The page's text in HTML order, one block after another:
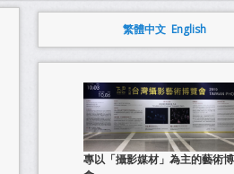
繁體中文 English
專以「攝影媒材」為主的藝術